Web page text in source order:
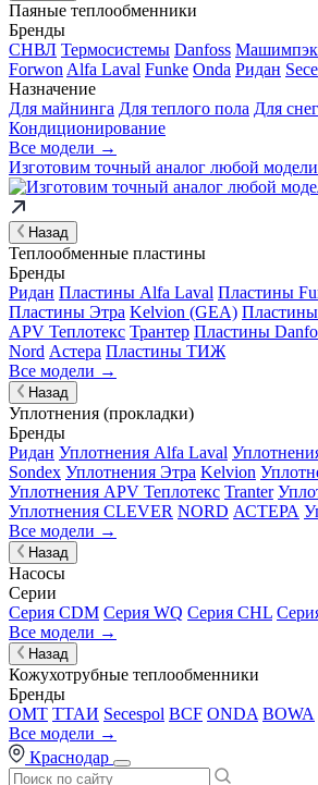
Паяные теплообменники
Бренды
СНВЛ Термосистемы Danfoss
Forwon Alfa Laval Funke Onda Ридан
Назначение
Для майнинга Для теплого пола Для
Кондиционирование
Все модели →
Изготовим точный аналог любой
Назад
Теплообменные пластины
Бренды
Ридан Пластины Alfa Laval Пластины
Пластины Этра Kelvion (GEA)
APV Теплотекс Трантер Пластины
Nord Астера Пластины ТИЖ
Все модели →
Назад
Уплотнения (прокладки)
Бренды
Ридан Уплотнения Alfa Laval
Sondex Уплотнения Этра Kelvion
Уплотнения APV Теплотекс Tranter
Уплотнения CLEVER NORD АСТЕРА
Все модели →
Назад
Насосы
Серии
Серия CDM Серия WQ Серия CHL
Все модели →
Назад
Кожухотрубные теплообменники
Бренды
OMT ТТАИ Secespol BCF ONDA BOWA
Все модели →
Краснодар